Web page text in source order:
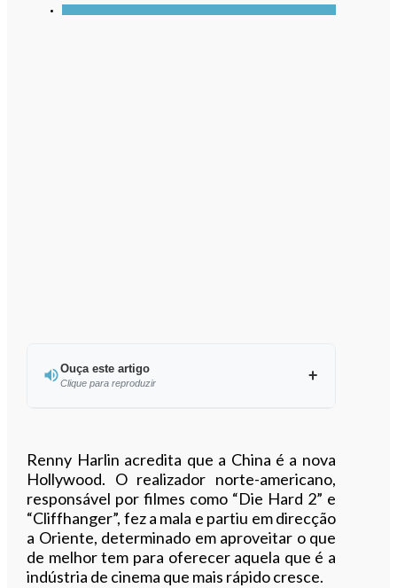
Ouça este artigo
Clique para reproduzir
Renny Harlin acredita que a China é a nova
Hollywood. O realizador norte-americano,
responsável por filmes como “Die Hard 2” e
“Cliffhanger”, fez a mala e partiu em direcção
a Oriente, determinado em aproveitar o que
de melhor tem para oferecer aquela que é a
indústria de cinema que mais rápido cresce.